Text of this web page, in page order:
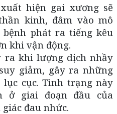
hiện gai xương sẽ
kinh, đâm vào mô
phát ra tiếng kêu
khi vận động.
ra khi lượng dịch nhầy
giảm, gây ra những
cục. Tình trạng này
ở giai đoạn đầu của
đau nhức.